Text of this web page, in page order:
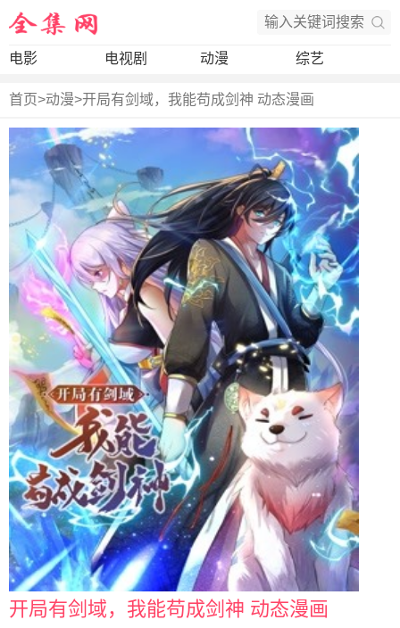
电影 电视剧 动漫 综艺
首页>动漫>开局有剑域，我能苟成剑神 动态漫画
开局有剑域，我能苟成剑神 动态漫画